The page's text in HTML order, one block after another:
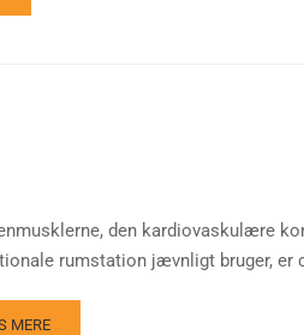
den kardiovaskulære
rumstation jævnligt bruger, er
MERE